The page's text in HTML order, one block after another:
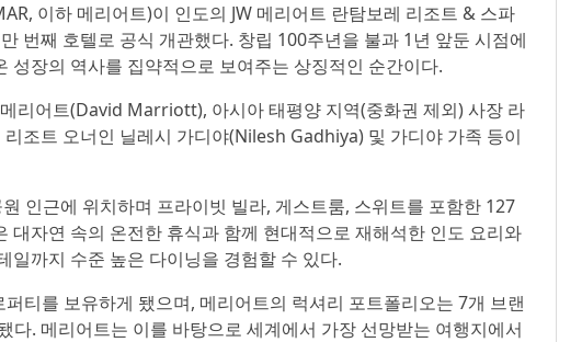
이하 메리어트)이 인도의 JW 메리어트 란탐보레 리조트 & 스파
째 호텔로 공식 개관했다. 창립 100주년을 불과 1년 앞둔 시점에
장의 역사를 집약적으로 보여주는 상징적인 순간이다.
리어트(David Marriott), 아시아 태평양 지역(중화권 제외) 사장 라
조트 오너인 닐레시 가디야(Nilesh Gadhiya) 및 가디야 가족 등이
인근에 위치하며 프라이빗 빌라, 게스트룸, 스위트를 포함한 127
자연 속의 온전한 휴식과 함께 현대적으로 재해석한 인도 요리와
일까지 수준 높은 다이닝을 경험할 수 있다.
티를 보유하게 됐으며, 메리어트의 럭셔리 포트폴리오는 7개 브랜
. 메리어트는 이를 바탕으로 세계에서 가장 선망받는 여행지에서